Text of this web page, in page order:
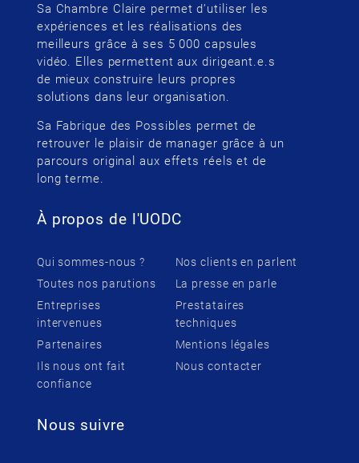
Sa Chambre Claire permet d’utiliser les
expériences et les réalisations des
meilleurs grâce à ses 5 000 capsules
vidéo. Elles permettent aux dirigeant.e.s
de mieux construire leurs propres
solutions dans leur organisation.
Sa Fabrique des Possibles permet de
retrouver le plaisir de manager grâce à un
parcours original aux effets réels et de
long terme.
À propos de l'UODC
Qui sommes-nous ?
Toutes nos parutions
Entreprises
intervenues
Partenaires
Ils nous ont fait
confiance
Nos clients en parlent
La presse en parle
Prestataires
techniques
Mentions légales
Nous contacter
Nous suivre